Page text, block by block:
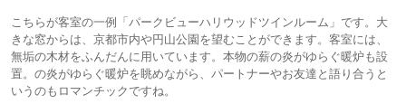
こちらが客室の一例「パークビューハリウッドツインルーム」です。大
きな窓からは、京都市内や円山公園を望むことができます。客室には、
無垢の木材をふんだんに用いています。本物の薪の炎がゆらぐ暖炉も設
置。の炎がゆらぐ暖炉を眺めながら、パートナーやお友達と語り合うと
いうのもロマンチックですね。